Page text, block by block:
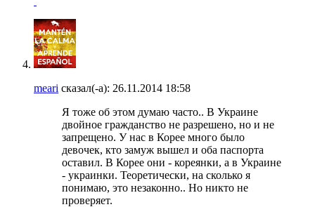
meari сказал(-а): 26.11.2014 18:58
Я тоже об этом думаю часто.. В Украине
двойное гражданство не разрешено, но и не
запрещено. У нас в Корее много было
девочек, кто замуж вышел и оба паспорта
оставил. В Корее они - кореянки, а в Украине
- украинки. Теоретически, на сколько я
понимаю, это незаконно.. Но никто не
проверяет.